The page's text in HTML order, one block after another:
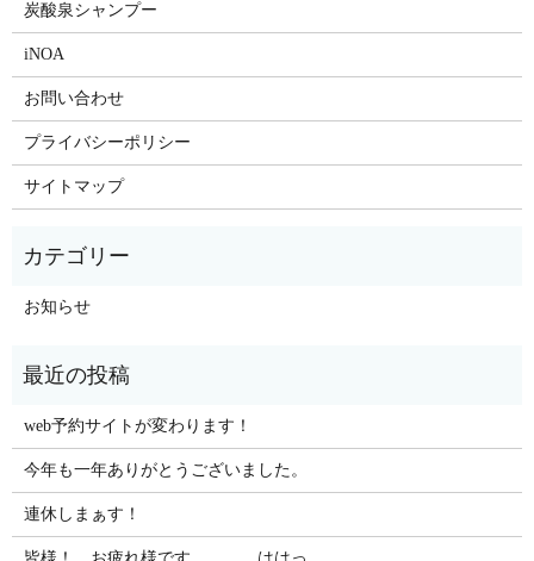
炭酸泉シャンプー
iNOA
お問い合わせ
プライバシーポリシー
サイトマップ
お知らせ
web予約サイトが変わります！
今年も一年ありがとうございました。
連休しまぁす！